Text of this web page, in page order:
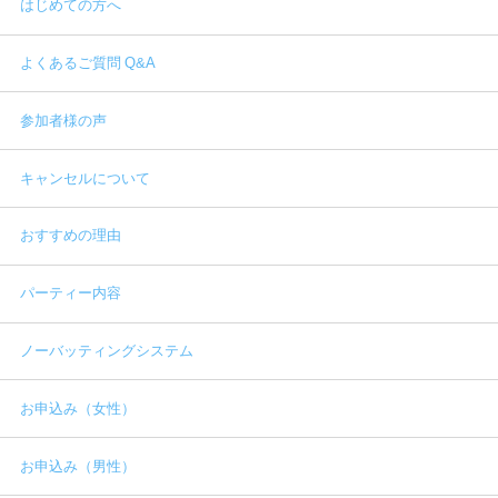
はじめての方へ
よくあるご質問 Q&A
参加者様の声
キャンセルについて
おすすめの理由
パーティー内容
ノーバッティングシステム
お申込み（女性）
お申込み（男性）